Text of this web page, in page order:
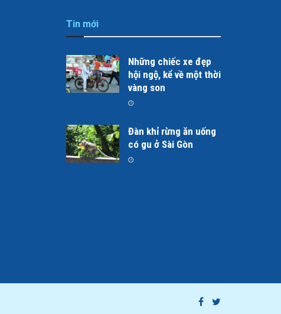
Tin mới
Những chiếc xe đẹp
hội ngộ, kể về một thời
vàng son
Đàn khỉ rừng ăn uống
có gu ở Sài Gòn